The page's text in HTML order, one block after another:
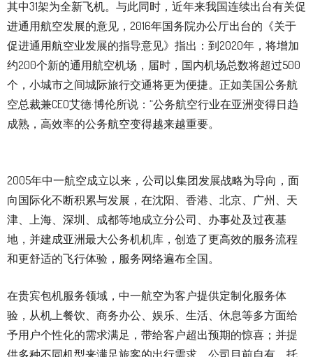
其中31架为全新飞机。与此同时，近年来我国连续出台有关促
进通用航空发展的意见，2016年国务院办公厅出台的《关于
促进通用航空业发展的指导意见》指出：到2020年，将增加
约200个新的通用航空机场，届时，国内机场总数将超过500
个，小城市之间城际旅行交通将更为便捷。正如美国公务航
空总裁兼CEO艾德·博伦所说：“公务航空行业在亚洲变得日趋
成熟，高效率的公务航空变得越来越重要。
2005年中一航空成立以来，公司以集团发展战略为导向，面
向国际化不断积累与发展，在沈阳、香港、北京、广州、天
津、上海、深圳、成都等地成立分公司、办事处及过夜基
地，并建成亚洲最大公务机机库，创造了更高效的服务流程
和更舒适的飞行体验，服务网络遍布全国。
在贵宾包机服务领域，中一航空为客户提供定制化服务体
验，从机上餐饮、商务办公、娱乐、生活、休息等多方面给
予用户个性化的需求满足，带给客户超出预期的惊喜；并提
供多种不同机型来满足旅客的出行需求，公司目前自有、托